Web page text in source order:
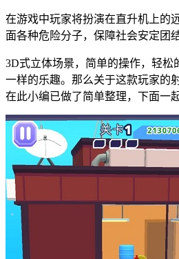
在游戏中玩家将扮演在直升机上的
面各种危险分子，保障社会安定团结
3D式立体场景，简单的操作，轻松
一样的乐趣。那么关于这款玩家的
在此小编已做了简单整理，下面一